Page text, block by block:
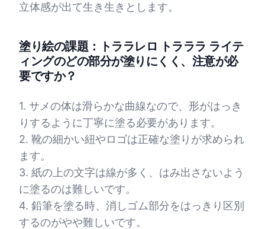
立体感が出て生き生きとします。
塗り絵の課題：トララレロ トラララ ライテ
ィングのどの部分が塗りにくく、注意が必
要ですか？
1. サメの体は滑らかな曲線なので、形がはっき
りするように丁寧に塗る必要があります。
2. 靴の細かい紐やロゴは正確な塗りが求められ
ます。
3. 紙の上の文字は線が多く、はみ出さないよう
に塗るのは難しいです。
4. 鉛筆を塗る時、消しゴム部分をはっきり区別
するのがやや難しいです。